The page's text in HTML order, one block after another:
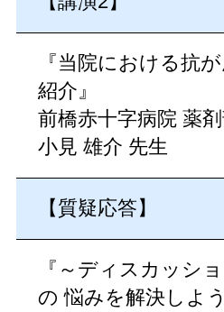
『当院における抗
紹介』
前橋赤十字病院 薬
小見 雄介 先生
【質疑応答】
『～ディスカッシ
の 悩みを解決しよう